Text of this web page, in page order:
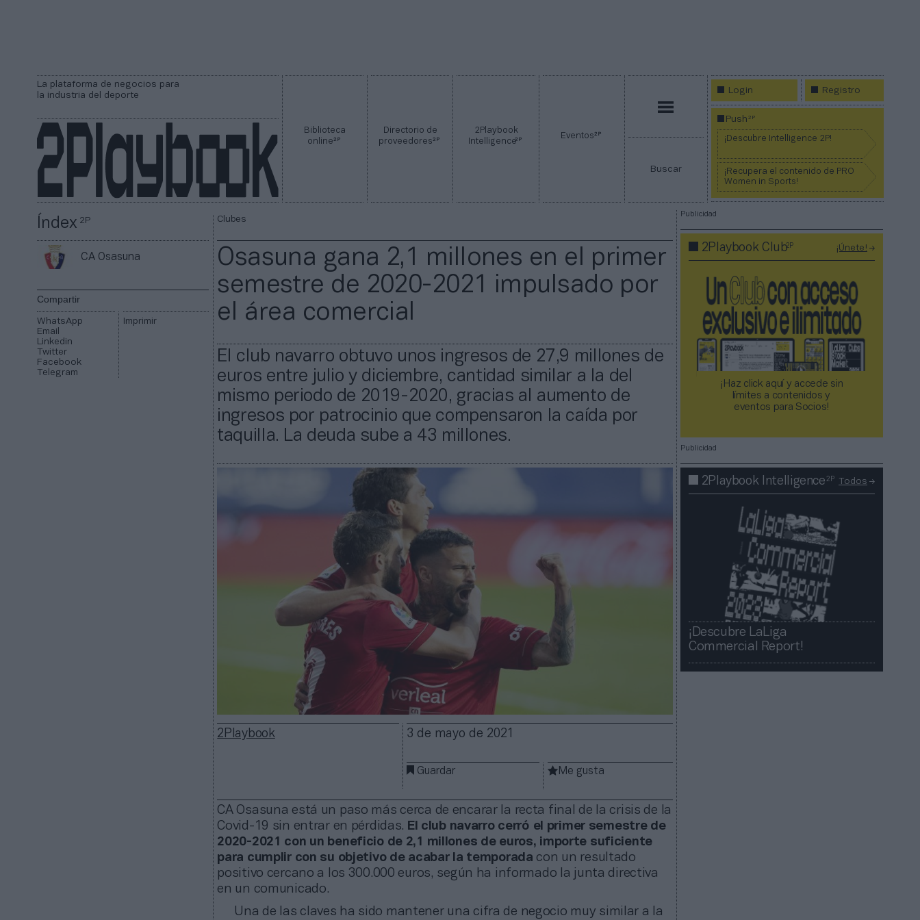
La plataforma de negocios para
la industria del deporte
Biblioteca
online2P
Directorio de
proveedores2P
2Playbook
Intelligence2P Eventos2P
Buscar
Login Registro
Push2P
¡Descubre Intelligence 2P!
¡Recupera el contenido de PRO
Women in Sports!
Índex2P
CA Osasuna
Compartir
WhatsApp
Email
Linkedin
Twitter
Facebook
Telegram
Imprimir
Clubes
Osasuna gana 2,1 millones en el primer
semestre de 2020-2021 impulsado por
el área comercial
El club navarro obtuvo unos ingresos de 27,9 millones de
euros entre julio y diciembre, cantidad similar a la del
mismo periodo de 2019-2020, gracias al aumento de
ingresos por patrocinio que compensaron la caída por
taquilla. La deuda sube a 43 millones.
2Playbook 3 de mayo de 2021
Guardar Me gusta
CA Osasuna está un paso más cerca de encarar la recta final de la crisis de la
Covid-19 sin entrar en pérdidas. El club navarro cerró el primer semestre de
2020-2021 con un beneficio de 2,1 millones de euros, importe suficiente
para cumplir con su objetivo de acabar la temporada con un resultado
positivo cercano a los 300.000 euros, según ha informado la junta directiva
en un comunicado.
Una de las claves ha sido mantener una cifra de negocio muy similar a la
Publicidad
2Playbook Club2P ¡Únete!
¡Haz click aquí y accede sin
límites a contenidos y
eventos para Socios!​​​​​​​
Publicidad
2Playbook Intelligence2P Todos
¡Descubre LaLiga
Commercial Report!​​